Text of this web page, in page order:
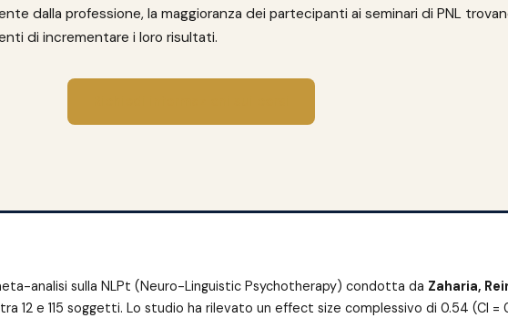
dalla professione, la maggioranza dei partecipanti ai seminari di PNL
di incrementare i loro risultati.
analisi sulla NLPt (Neuro-Linguistic Psychotherapy) condotta da Zaharia,
12 e 115 soggetti. Lo studio ha rilevato un effect size complessivo di 0.54 (CI